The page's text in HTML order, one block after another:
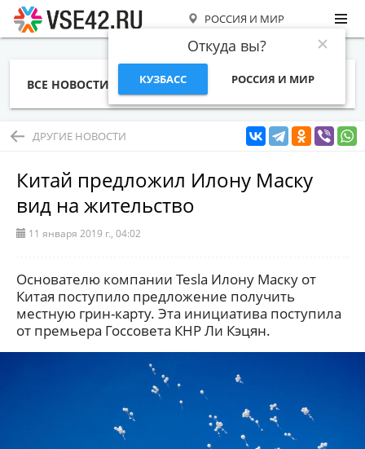
РОССИЯ И МИР
Откуда вы?
КУЗБАСС РОССИЯ И МИР
ВСЕ НОВОСТИ СТАТЬИ ТЕМЫ ФОТО
ДРУГИЕ НОВОСТИ
Китай предложил Илону Маску
вид на жительство
11 января 2019 г., 04:02
Основателю компании Tesla Илону Маску от
Китая поступило предложение получить
местную грин-карту. Эта инициатива поступила
от премьера Госсовета КНР Ли Кэцян.